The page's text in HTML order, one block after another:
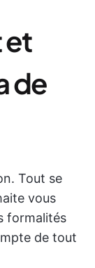
et
de
Tout se
vous
formalités
de tout